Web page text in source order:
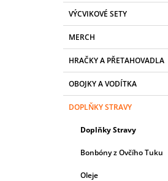
VÝCVIKOVÉ SETY
MERCH
HRAČKY A PŘETAHOVADLA
OBOJKY A VODÍTKA
DOPLŇKY STRAVY
Doplňky Stravy
Bonbóny z Ovčího Tuku
Oleje